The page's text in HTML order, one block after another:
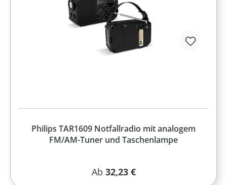
Philips TAR1609 Notfallradio mit analogem
FM/AM-Tuner und Taschenlampe
Regulärer Preis:
Ab 32,23 €